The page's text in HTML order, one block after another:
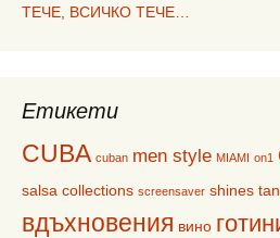
ТЕЧЕ, ВСИЧКО ТЕЧЕ…
Етикети
CUBA cuban men style MIAMI on1
salsa collections screensaver shines
вдъхновения вино